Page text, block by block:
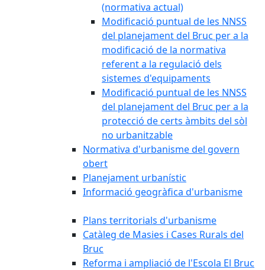
(normativa actual)
Modificació puntual de les NNSS
del planejament del Bruc per a la
modificació de la normativa
referent a la regulació dels
sistemes d'equipaments
Modificació puntual de les NNSS
del planejament del Bruc per a la
protecció de certs àmbits del sòl
no urbanitzable
Normativa d'urbanisme del govern
obert
Planejament urbanístic
Informació geogràfica d'urbanisme
Plans territorials d'urbanisme
Catàleg de Masies i Cases Rurals del
Bruc
Reforma i ampliació de l'Escola El Bruc